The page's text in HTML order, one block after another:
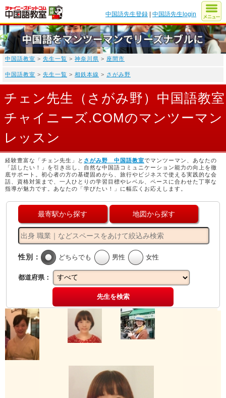
中国語先生登録 |中国語先生login
中国語教室 > 先生一覧 > 神奈川県 > 座間市
中国語教室 > 先生一覧 > 相鉄本線 > さがみ野
チェン先生（さがみ野）中国語教室
チャイニーズ.COMのマンツーマン
レッスン
経験豊富な「チェン先生」と さがみ野 中国語教室でマンツーマン、あなたの
「話したい！」を引き出し、自然な中国語コミュニケーション能力の向上を徹
底サポート。初心者の方の基礎固めから、旅行やビジネスで使える実践的な会
話、資格対策まで、一人ひとりの学習目標やレベル、ペースに合わせた丁寧な
指導が魅力です。あなたの「学びたい！」に幅広くお応えします。
最寄駅から探す 地図から探す
性別： どちらでも 男性 女性
都道府県：
先生を検索